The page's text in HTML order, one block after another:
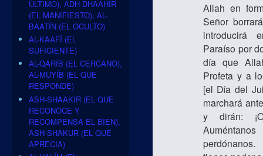
Allah en
Señor
introducirá
Paraíso por
día que
Profeta y a
[el Día del
marchará
y dirán:
ÚLTIMO), ADH-DHAAHÍR
(EL MANIFIESTO), AL-
BAATÍN (EL OCULTO)
AL-KAAFÍ (EL
SUFICIENTE)
AL-QARÍB (EL CERCANO),
AL-MUYÍB (EL QUE
RESPONDE)
ASH-SHAAKIR (EL QUE
RECONOCE Y
RECOMPENSA EL BIEN),
ASH-SHAKUR (EL QUE
APRECIA)